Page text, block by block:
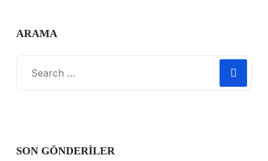
ARAMA
SON GÖNDERILER